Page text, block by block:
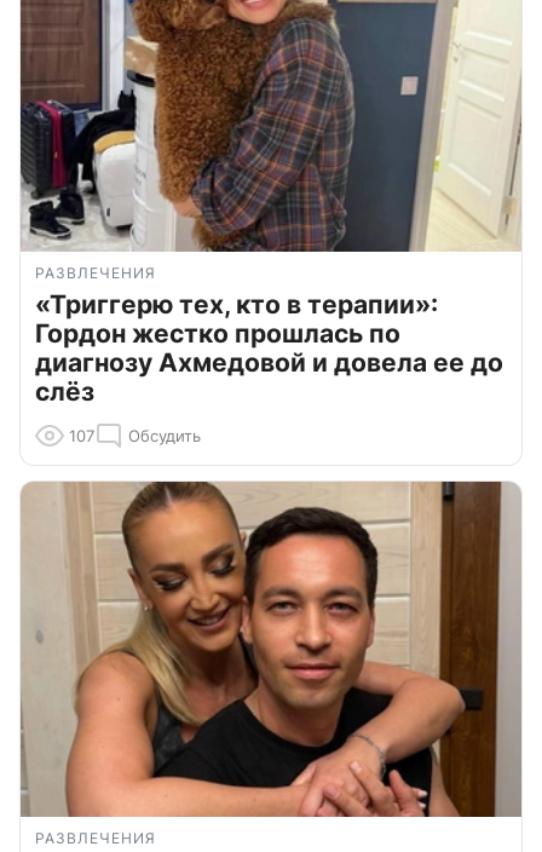
РАЗВЛЕЧЕНИЯ
«Триггерю тех, кто в терапии»:
Гордон жестко прошлась по
диагнозу Ахмедовой и довела ее до
слёз
107 Обсудить
РАЗВЛЕЧЕНИЯ